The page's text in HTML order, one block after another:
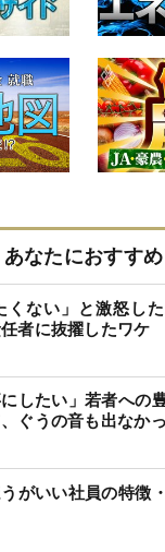
あなたにおすすめ
くない」と激怒し
者に抜擢したワケ
したい」若者への
ぐうの音も出なか
がいい社員の特徴